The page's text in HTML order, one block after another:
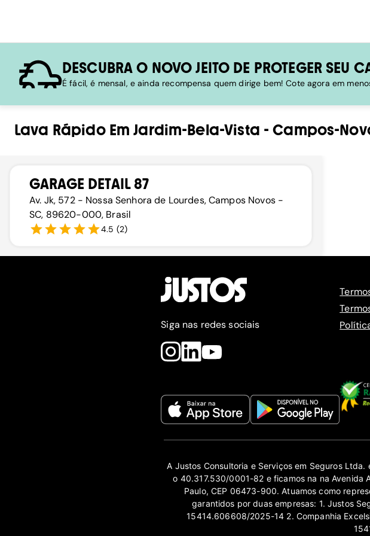
DESCUBRA O NOVO JEITO DE PROTEGER SEU
É fácil, é mensal, e ainda recompensa quem dirige bem! Cote agora em
Lava RápidoEmJardim-Bela-Vista -Campos-
GARAGE DETAIL 87
Av. Jk, 572 - Nossa Senhora de Lourdes, Campos Novos -
SC, 89620-000, Brasil
4.5 (2)
Siga nas redes sociais
A Justos Consultoria e Serviços em Seguros
o 40.317.530/0001-82 e ficamos na na Avenida
Paulo, CEP 06473-900. Atuamos como
garantidos por duas empresas: 1. Justos
15414.606608/2025-14 2. Companhia